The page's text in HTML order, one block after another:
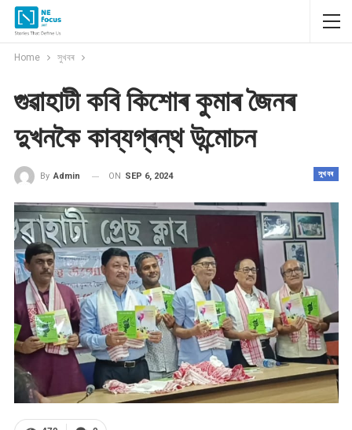
Home সুখবৰ
গুৱাহাটী কবি কিশোৰ কুমাৰ জৈনৰ
দুখনকৈ কাব্যগ্ৰন্থ উন্মোচন
সুখবৰ
By Admin ON SEP 6, 2024